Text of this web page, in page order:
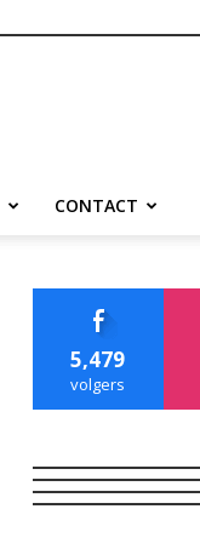
CONTACT
5,479
volgers